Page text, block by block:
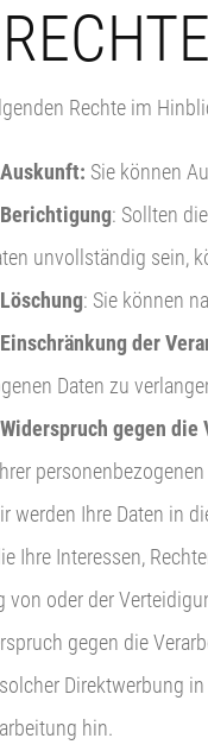
Rechte im
Sie können
: Sollten
unvollständig sein,
: Sie können
der
Daten zu
gegen die
werden Ihre Daten in
Ihre Interessen,
von oder der
gegen die
Direktwerbung
hin.